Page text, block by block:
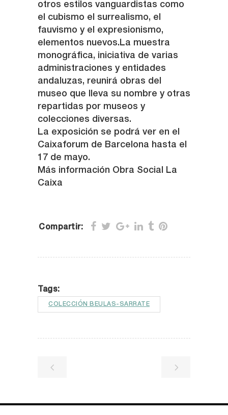
otros estilos vanguardistas como
el cubismo el surrealismo, el
fauvismo y el expresionismo,
elementos nuevos.La muestra
monográfica, iniciativa de varias
administraciones y entidades
andaluzas, reunirá obras del
museo que lleva su nombre y otras
repartidas por museos y
colecciones diversas.
La exposición se podrá ver en el
Caixaforum de Barcelona hasta el
17 de mayo.
Más información Obra Social La
Caixa
Compartir:
Tags:
COLECCIÓN BEULAS-SARRATE